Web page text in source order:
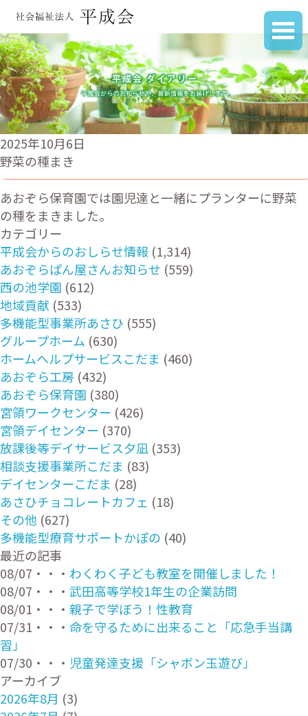
2025年10月6日
野菜の種まき
あおぞら保育園では園児達と一緒にプランターに野菜
の種をまきました。
カテゴリー
平成会からのおしらせ情報 (1,314)
あおぞらぱん屋さんお知らせ (559)
西の池学園 (612)
地域貢献 (533)
多機能型事業所あさひ (555)
グループホーム (630)
ホームヘルプサービスこだま (460)
あおぞら工房 (432)
あおぞら保育園 (380)
宮領ワークセンター (426)
宮領デイセンター (370)
放課後等デイサービス夕凪 (353)
相談支援事業所こだま (83)
デイセンターこだま (28)
あさひチョコレートカフェ (18)
その他 (627)
多機能型療育サポートかぽの (40)
最近の記事
08/07・・・ わくわく子ども教室を開催しました！
08/07・・・ 武田高等学校1年生の企業訪問
08/01・・・ 親子で学ぼう！性教育
07/31・・・ 命を守るために出来ること「応急手当講
習」
07/30・・・ 児童発達支援「シャボン玉遊び」
アーカイブ
2026年8月 (3)